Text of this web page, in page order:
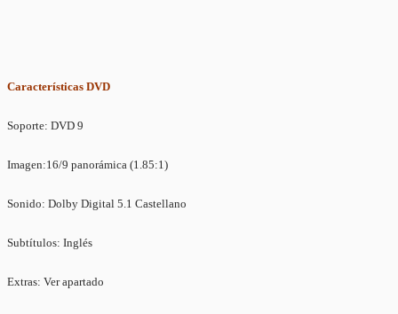
Características DVD
Soporte: DVD 9
Imagen:16/9 panorámica (1.85:1)
Sonido: Dolby Digital 5.1 Castellano
Subtítulos: Inglés
Extras: Ver apartado